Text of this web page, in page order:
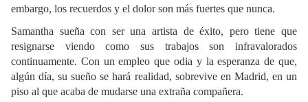
embargo, los recuerdos y el dolor son más fuertes que nunca.
Samantha sueña con ser una artista de éxito, pero tiene que
resignarse viendo como sus trabajos son infravalorados
continuamente. Con un empleo que odia y la esperanza de que,
algún día, su sueño se hará realidad, sobrevive en Madrid, en un
piso al que acaba de mudarse una extraña compañera.